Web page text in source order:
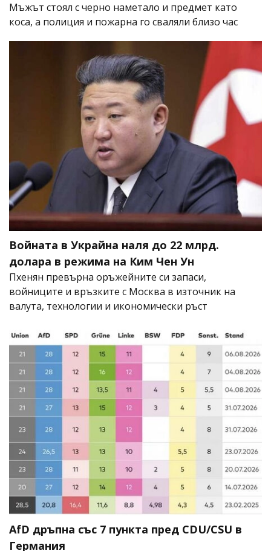
Мъжът стоял с черно наметало и предмет като
коса, а полиция и пожарна го сваляли близо час
Войната в Украйна наля до 22 млрд.
долара в режима на Ким Чен Ун
Пхенян превърна оръжейните си запаси,
войниците и връзките с Москва в източник на
валута, технологии и икономически ръст
AfD дръпна със 7 пункта пред CDU/CSU в
Германия